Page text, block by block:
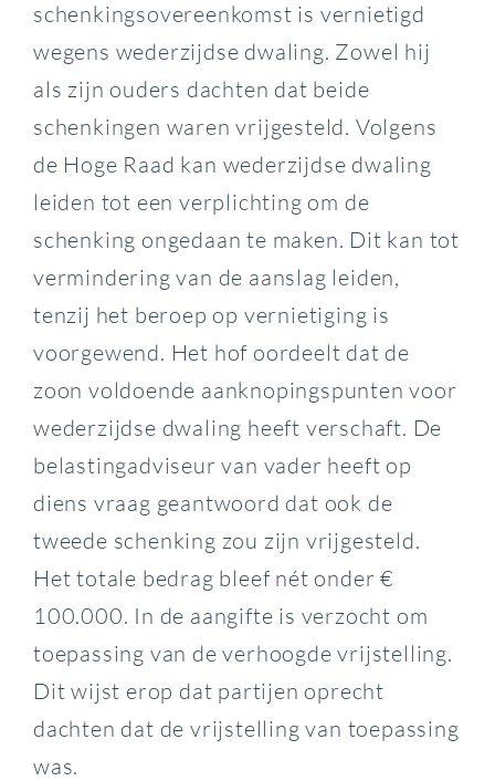
schenkingsovereenkomst is vernietigd
wegens wederzijdse dwaling. Zowel hij
als zijn ouders dachten dat beide
schenkingen waren vrijgesteld. Volgens
de Hoge Raad kan wederzijdse dwaling
leiden tot een verplichting om de
schenking ongedaan te maken. Dit kan tot
vermindering van de aanslag leiden,
tenzij het beroep op vernietiging is
voorgewend. Het hof oordeelt dat de
zoon voldoende aanknopingspunten voor
wederzijdse dwaling heeft verschaft. De
belastingadviseur van vader heeft op
diens vraag geantwoord dat ook de
tweede schenking zou zijn vrijgesteld.
Het totale bedrag bleef nét onder €
100.000. In de aangifte is verzocht om
toepassing van de verhoogde vrijstelling.
Dit wijst erop dat partijen oprecht
dachten dat de vrijstelling van toepassing
was.